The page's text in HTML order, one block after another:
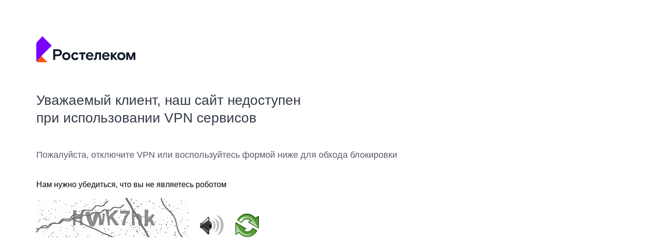
Уважаемый клиент, наш сайт недоступен
при использовании VPN сервисов
Пожалуйста, отключите VPN или воспользуйтесь формой ниже для обхода блокировки
Нам нужно убедиться, что вы не являетесь роботом